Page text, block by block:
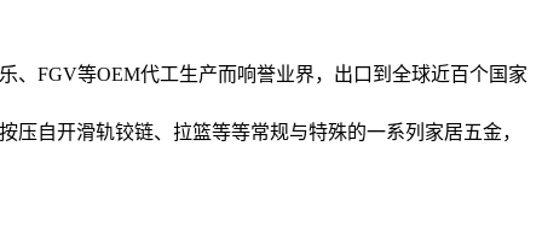
、FGV等OEM代工生产而响誉业界，出口到全球近百个国家
自开滑轨铰链、拉篮等等常规与特殊的一系列家居五金，